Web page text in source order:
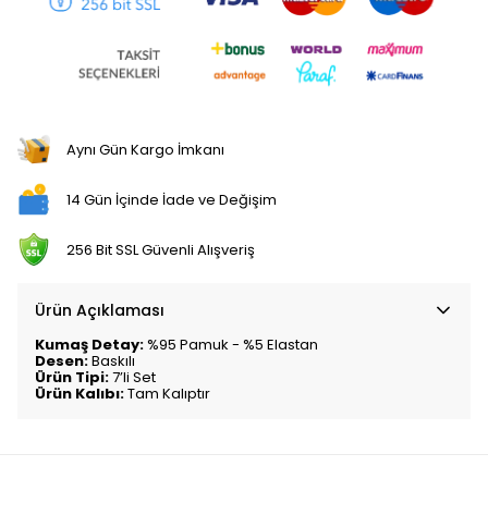
Aynı Gün Kargo İmkanı
14 Gün İçinde İade ve Değişim
256 Bit SSL Güvenli Alışveriş
Ürün Açıklaması
Kumaş Detay:%95 Pamuk - %5 Elastan
Desen:Baskılı
Ürün Tipi:7’li Set
Ürün Kalıbı:Tam Kalıptır